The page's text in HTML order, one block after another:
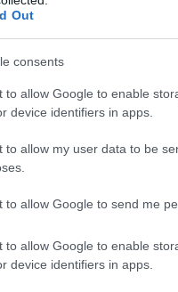
Out
consents
to allow Google to enable
device identifiers in apps.
to allow my user data to be
to allow Google to send me
to allow Google to enable
device identifiers in apps.